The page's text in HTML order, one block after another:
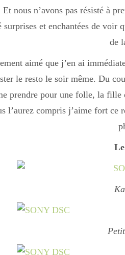
Et nous n’avons pas résisté à
surprises et enchantées de voir
de
aimé que j’en ai
le resto le soir même. Du
prendre pour une folle, la
l’aurez compris j’aime fort ce